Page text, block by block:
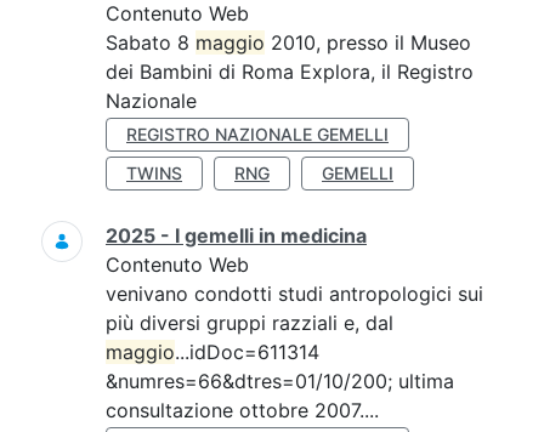
Contenuto Web
Sabato 8 maggio 2010, presso il Museo
dei Bambini di Roma Explora, il Registro
Nazionale
REGISTRO NAZIONALE GEMELLI
TWINS
RNG GEMELLI
2025 - I gemelli in medicina
Contenuto Web
venivano condotti studi antropologici sui
più diversi gruppi razziali e, dal
maggio...idDoc=611314
&numres=66&dtres=01/10/200; ultima
consultazione ottobre 2007....